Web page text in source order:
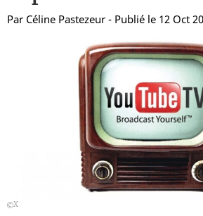
Par Céline Pastezeur - Publié le 12 Oct
X